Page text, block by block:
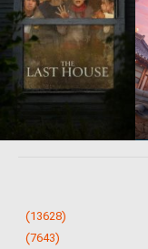
(13628)
(7643)